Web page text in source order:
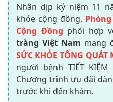
Nhân dịp kỷ niệm 11
khỏe cộng đồng,
Cộng Đồng phối hợp
tràng Việt Nam mang
SỨC KHỎE TỔNG QUÁT
người bệnh TIẾT
Chương trình ưu đãi
trước khi đến khám.